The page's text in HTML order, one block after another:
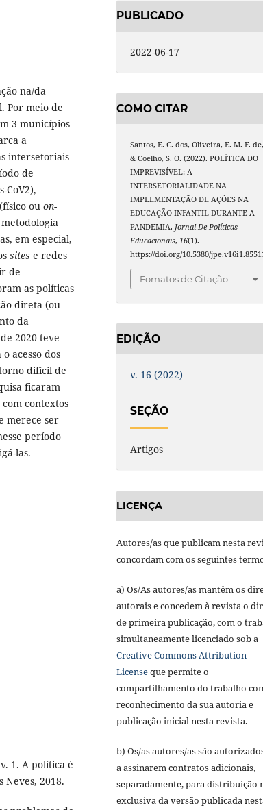
na/da
Por meio de
3 municípios
a
intersetoriais
de
CoV2),
ou on-
em especial,
sites e redes
de
as políticas
direta (ou
da
2020 teve
acesso dos
difícil de
ficaram
contextos
merece ser
período
las.
1. A política é
Neves, 2018.
PUBLICADO
2022-06-17
COMO CITAR
Santos, E. C. dos, Oliveira, E. M. F.
& Coelho, S. O. (2022). POLÍTICA DO
IMPREVISÍVEL: A
INTERSETORIALIDADE NA
IMPLEMENTAÇÃO DE AÇÕES NA
EDUCAÇÃO INFANTIL DURANTE A
PANDEMIA.Jornal De Políticas
Educacionais,16(1).
https://doi.org/10.5380/
Fomatos de Citação
EDIÇÃO
v. 16 (2022)
SEÇÃO
Artigos
LICENÇA
Autores/as que publicam nesta
concordam com os seguintes
a) Os/As autores/as mantêm os
autorais e concedem à revista o
de primeira publicação, com o
simultaneamente licenciado sob a
Creative Commons Attribution
Licenseque permite o
compartilhamento do trabalho
reconhecimento da sua autoria e
publicação inicial nesta revista.
b) Os/as autores/as são
a assinarem contratos adicionais,
separadamente, para distribuição
exclusiva da versão publicada